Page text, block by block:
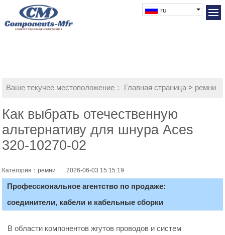
ru
Ваше текучее местоположение： Главная страница > ремни
Как выбрать отечественную
альтернативу для шнура Aces
320-10270-02
Категория：ремни2026-06-03 15:15:19
Профессиональное агентство по продаже:
соединители, кабели и кабельные сборки
В области компонентов жгутов проводов и систем